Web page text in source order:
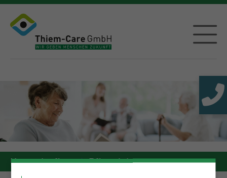
Kurzzeitpflege Pflegeleistungen